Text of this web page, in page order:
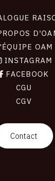
OAM
INSTAGRAM
FACEBOOK
CGU
CGV
Contact